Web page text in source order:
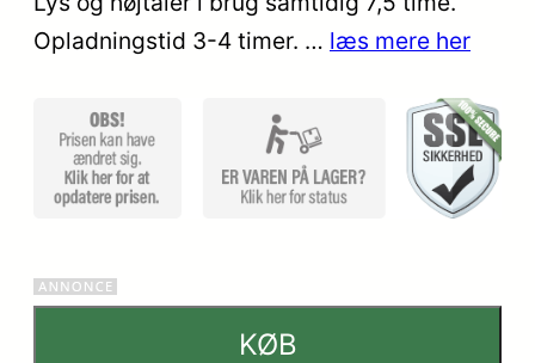
Opladningstid 3-4 timer. … læs mere her
KØB